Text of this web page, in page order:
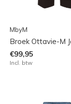
MbyM
Broek Ottavie-M
€99,95
Incl. btw